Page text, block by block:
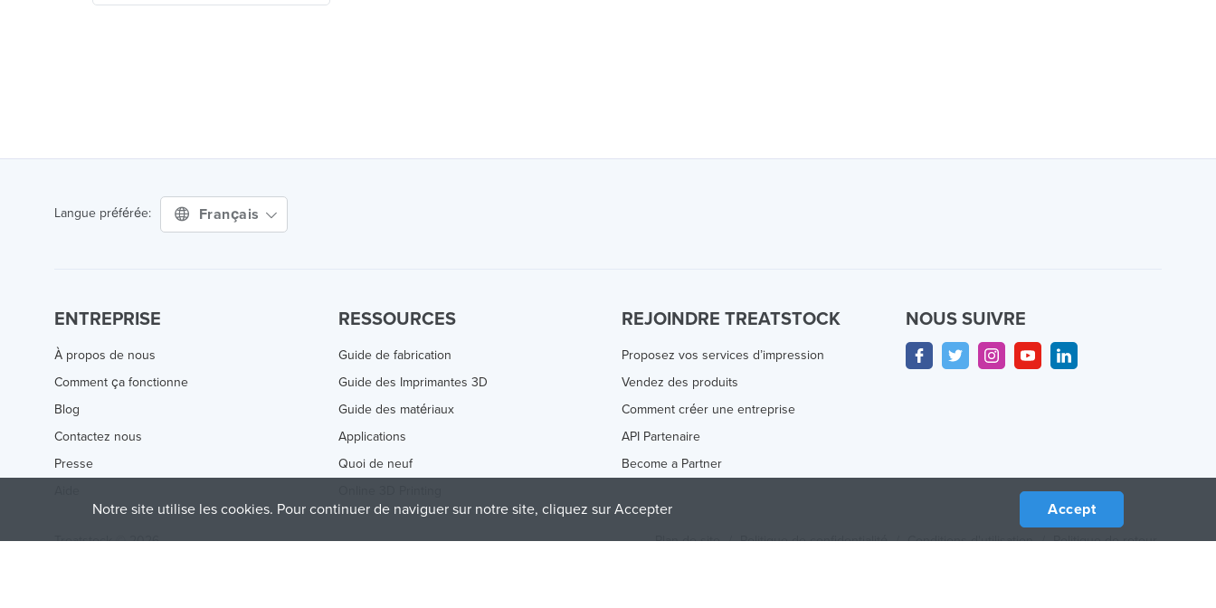
Langue préférée: Français
ENTREPRISE
À propos de nous
Comment ça fonctionne
Blog
Contactez nous
Presse
RESSOURCES
Guide de fabrication
Guide des Imprimantes 3D
Guide des matériaux
Applications
Quoi de neuf
REJOINDRE TREATSTOCK
Proposez vos services d’impression
Vendez des produits
Comment créer une entreprise
API Partenaire
Become a Partner
NOUS SUIVRE
Treatstock © 2026 Plan de site / Politique de confidentialité / Conditions d'utilisation / Politique de retour
Notre site utilise les cookies. Pour continuer de naviguer sur notre site, cliquez sur Accepter Accept